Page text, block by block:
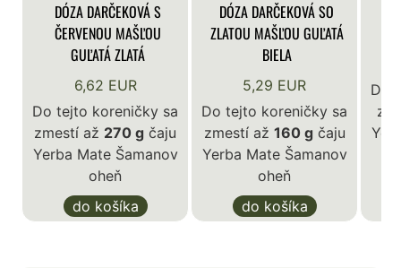
DÓZA DARČEKOVÁ S
ČERVENOU MAŠĽOU
GUĽATÁ ZLATÁ
6,62 EUR
Do tejto koreničky sa
zmestí až 270 g čaju
Yerba Mate Šamanov
oheň
do košíka
DÓZA DARČEKOVÁ SO
ZLATOU MAŠĽOU GUĽATÁ
BIELA
5,29 EUR
Do tejto koreničky sa
zmestí až 160 gčaju
Yerba Mate Šamanov
oheň
do košíka
Do